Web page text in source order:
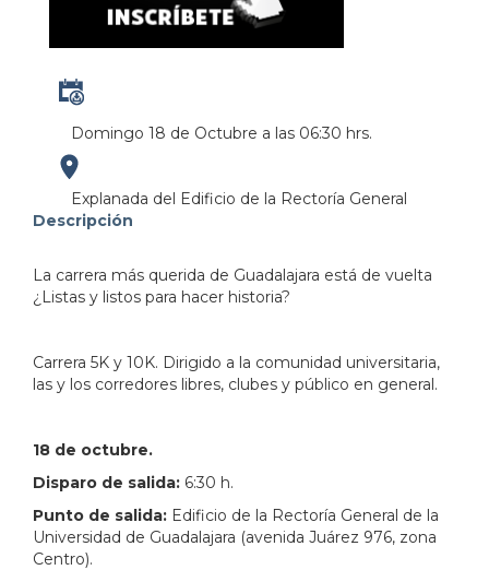
Domingo 18 de Octubre a las 06:30 hrs.
Explanada del Edificio de la Rectoría General
Descripción
La carrera más querida de Guadalajara está de vuelta
¿Listas y listos para hacer historia?
Carrera 5K y 10K. Dirigido a la comunidad universitaria,
las y los corredores libres, clubes y público en general.
18 de octubre.
Disparo de salida: 6:30 h.
Punto de salida: Edificio de la Rectoría General de la
Universidad de Guadalajara (avenida Juárez 976, zona
Centro).